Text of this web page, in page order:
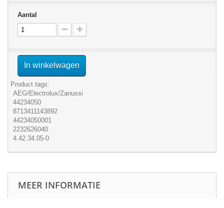
Aantal
In winkelwagen
Product tags:
AEG/Electrolux/Zanussi
44234050
8713411143892
44234050001
2232626040
4.42.34.05-0
MEER INFORMATIE